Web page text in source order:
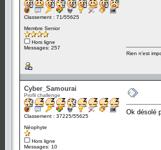
Classement : 71/55625
Membre Senior
Hors ligne
Messages: 257
Rien n'est
Cyber_Samourai
Profil challenge
Classement : 37225/55625
Néophyte
Hors ligne
Messages: 10
Ok désolé